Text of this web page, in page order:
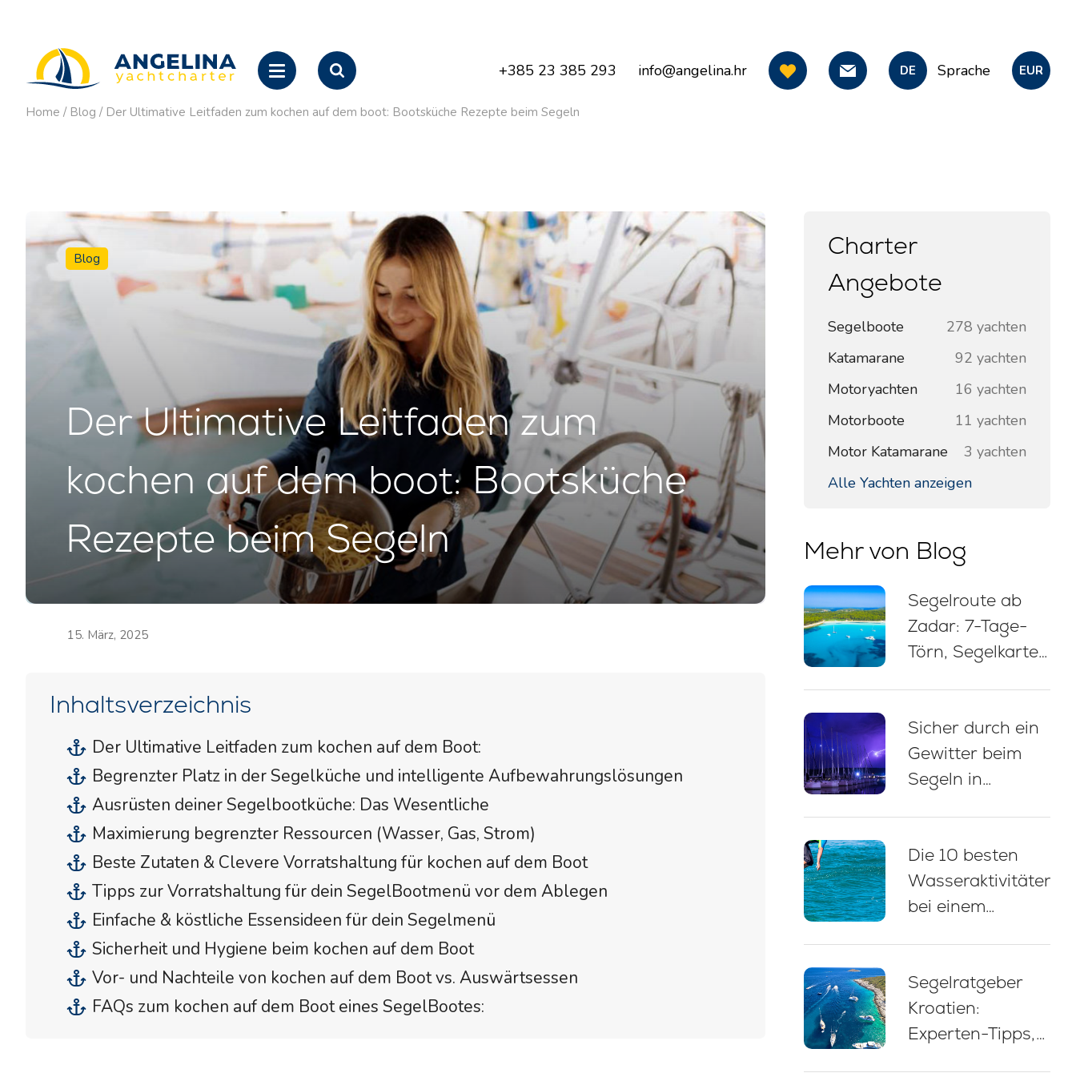
+385 23 385 293 info@angelina.hr DE Sprache EUR
Home / Blog / Der Ultimative Leitfaden zum kochen auf dem boot: Bootsküche Rezepte beim Segeln
Blog
Der Ultimative Leitfaden zum
kochen auf dem boot: Bootsküche
Rezepte beim Segeln
15. März, 2025
Inhaltsverzeichnis
Der Ultimative Leitfaden zum kochen auf dem Boot:
Begrenzter Platz in der Segelküche und intelligente Aufbewahrungslösungen
Ausrüsten deiner Segelbootküche: Das Wesentliche
Maximierung begrenzter Ressourcen (Wasser, Gas, Strom)
Beste Zutaten & Clevere Vorratshaltung für kochen auf dem Boot
Tipps zur Vorratshaltung für dein SegelBootmenü vor dem Ablegen
Einfache & köstliche Essensideen für dein Segelmenü
Sicherheit und Hygiene beim kochen auf dem Boot
Vor- und Nachteile von kochen auf dem Boot vs. Auswärtsessen
FAQs zum kochen auf dem Boot eines SegelBootes:
Charter
Angebote
Segelboote
278 yachten
Katamarane
92 yachten
Motoryachten
16 yachten
Motorboote
11 yachten
Motor Katamarane
3 yachten
Alle Yachten anzeigen
Mehr von Blog
Segelroute ab
Zadar: 7-Tage-
Törn, Segelkarte,
Anlegen
Sicher durch ein
Gewitter beim
Segeln in
Verhaltensregeln
Die 10 besten
Wasseraktivitäten
bei einem
Segelratgeber
Kroatien:
Experten-Tipps,